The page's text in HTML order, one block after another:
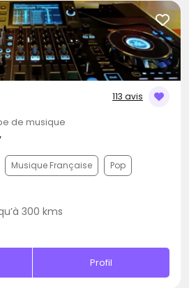
113 avis
de musique
Musique Française Pop
300 kms
Profil